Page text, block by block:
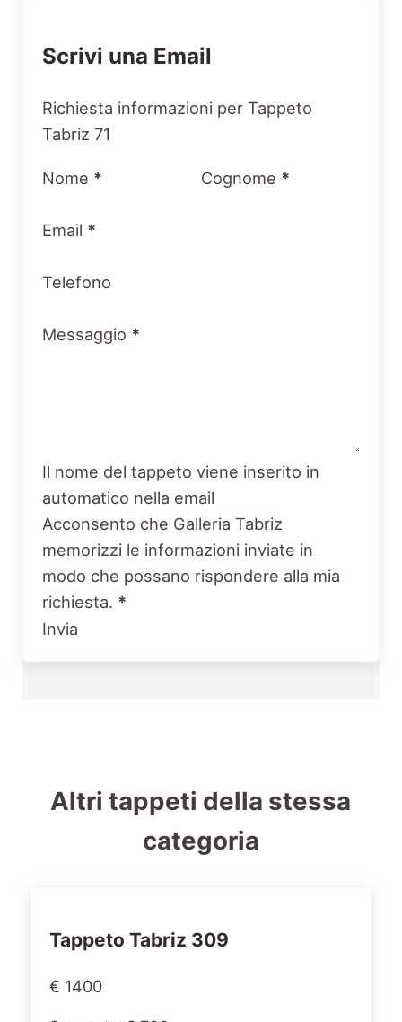
Scrivi una Email
Section
Richiesta informazioni per Tappeto
Tabriz 71
Nome * Cognome *
Email *
Telefono
Messaggio *
Il nome del tappeto viene inserito in
automatico nella email
Acconsento che Galleria Tabriz
memorizzi le informazioni inviate in
modo che possano rispondere alla mia
richiesta. *
Invia
Altri tappeti della stessa
categoria
Tappeto Tabriz 309
€ 1400